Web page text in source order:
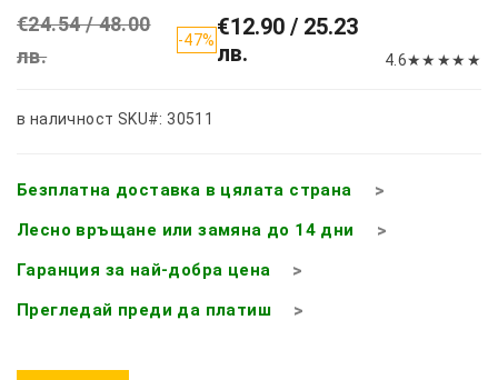
€24.54 / 48.00
лв.
-47%€12.90 / 25.23
лв.
4.6★★ ★★ ★
в наличност SKU#: 30511
Безплатна доставка в цялата страна
Лесно връщане или замяна до 14 дни
Гаранция за най-добра цена
Прегледай преди да платиш